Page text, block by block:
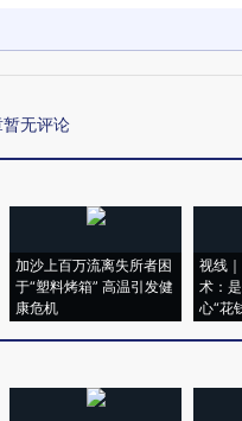
无评论
加沙上百万流离失所者困
于“塑料烤箱” 高温引发健
康危机
视线
术：
心“花